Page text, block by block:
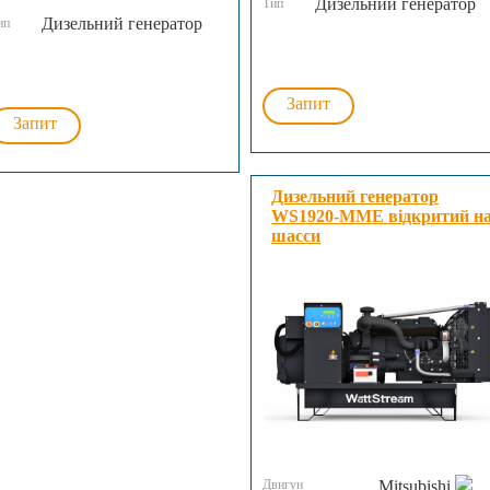
Дизельний генератор
Запит
Тип Дизельний генератор
Запит
Дизельний генератор
WS1920-MME відкритий на
шасси
Двигун Mitsubishi